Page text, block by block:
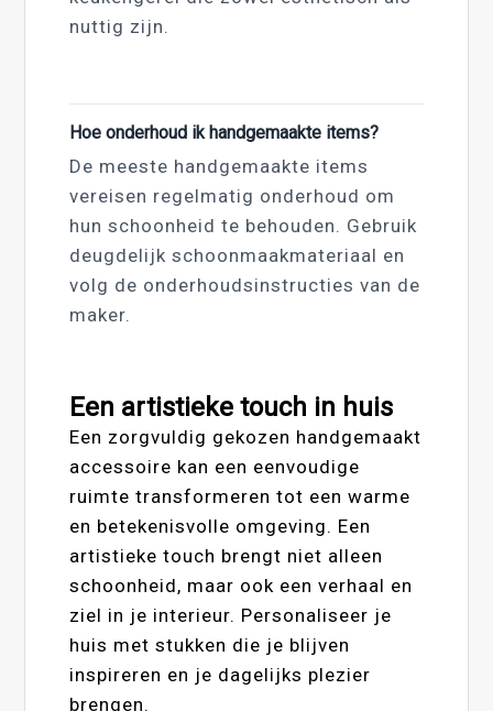
nuttig zijn.
Hoe onderhoud ik handgemaakte items?
De meeste handgemaakte items
vereisen regelmatig onderhoud om
hun schoonheid te behouden. Gebruik
deugdelijk schoonmaakmateriaal en
volg de onderhoudsinstructies van de
maker.
Een artistieke touch in huis
Een zorgvuldig gekozen handgemaakt
accessoire kan een eenvoudige
ruimte transformeren tot een warme
en betekenisvolle omgeving. Een
artistieke touch brengt niet alleen
schoonheid, maar ook een verhaal en
ziel in je interieur. Personaliseer je
huis met stukken die je blijven
inspireren en je dagelijks plezier
brengen.